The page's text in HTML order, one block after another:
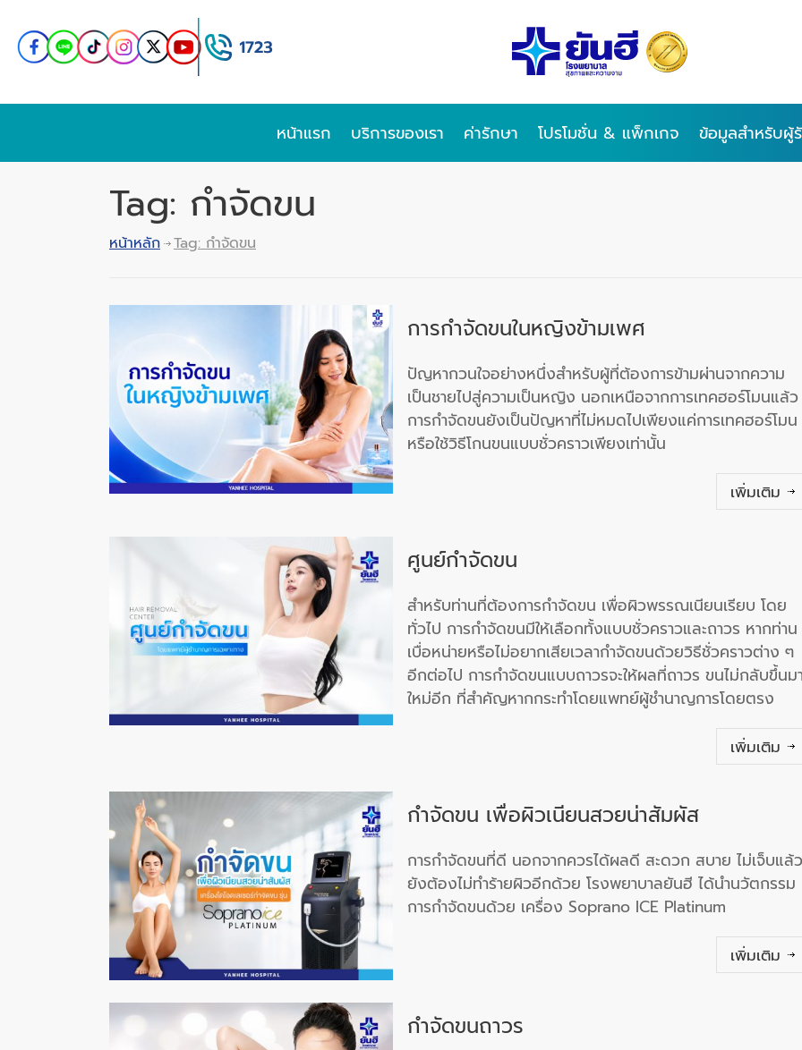
หน้าแรก บริการของเรา ค่ารักษา โปรโมชั่น & แพ็กเกจ ข้อมูลสำหรับผู้
Tag: กำจัดขน
หน้าหลัก Tag: กำจัดขน
การกำจัดขนในหญิงข้ามเพศ
ปัญหากวนใจอย่างหนึ่งสำหรับผู้ที่ต้องการข้ามผ่านจากความ
เป็นชายไปสู่ความเป็นหญิง นอกเหนือจากการเทคฮอร์โมนแล้ว
การกำจัดขนยังเป็นปัญหาที่ไม่หมดไปเพียงแค่การเทคฮอร์โมน
หรือใช้วิธีโกนขนแบบชั่วคราวเพียงเท่านั้น
เพิ่มเติม
ศูนย์กำจัดขน
สำหรับท่านที่ต้องการกำจัดขน เพื่อผิวพรรณเนียนเรียบ โดย
ทั่วไป การกำจัดขนมีให้เลือกทั้งแบบชั่วคราวและถาวร หากท่าน
เบื่อหน่ายหรือไม่อยากเสียเวลากำจัดขนด้วยวิธีชั่วคราวต่าง ๆ
อีกต่อไป การกำจัดขนแบบถาวรจะให้ผลที่ถาวร ขนไม่กลับขึ้นม
ใหม่อีก ที่สำคัญหากกระทำโดยแพทย์ผู้ชำนาญการโดยตรง
เพิ่มเติม
กำจัดขน เพื่อผิวเนียนสวยน่าสัมผัส
การกำจัดขนที่ดี นอกจากควรได้ผลดี สะดวก สบาย ไม่เจ็บแล้ว
ยังต้องไม่ทำร้ายผิวอีกด้วย โรงพยาบาลยันฮี ได้นำนวัตกรรม
การกำจัดขนด้วย เครื่อง Soprano ICE Platinum
เพิ่มเติม
กำจัดขนถาวร